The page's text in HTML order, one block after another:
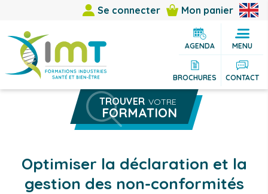
Se connecter Mon panier
MENU
AGENDA
BROCHURES CONTACT
TROUVER VOTRE
FORMATION
Rechercher une formation
Vous cherchez
Optimiser la déclaration et la
gestion des non-conformités